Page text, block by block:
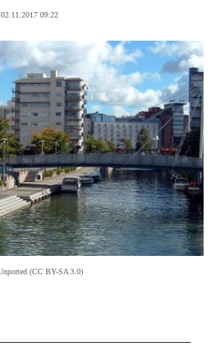
02.11.2017 09:22
(CC BY-SA 3.0)